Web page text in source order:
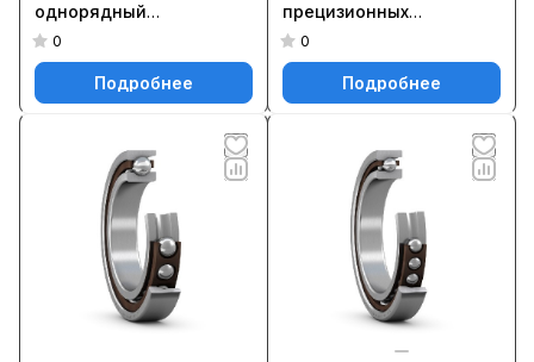
однорядный
радиально-упорный
шарикоподшипник
повышенной
0
Подробнее
прецизионных
однорядных
радиально-упорных
шарикоподшипников
уплотнениями S7010
ACD/P4ADBB
0
Подробнее